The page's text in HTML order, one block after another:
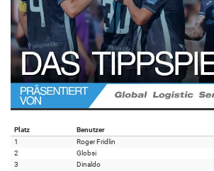
Platz Benutzer
1
Roger Fridlin
2
Globsi
3
Dinaldo